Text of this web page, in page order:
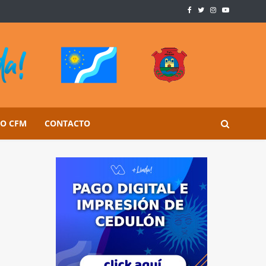
CFM CONTACTO